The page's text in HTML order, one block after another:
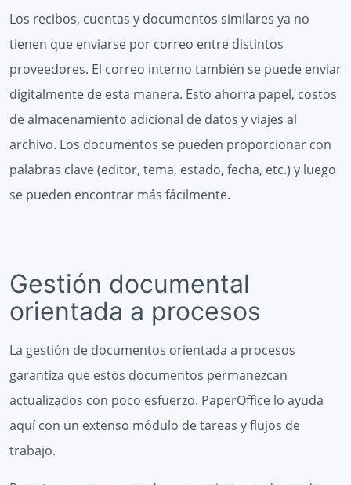
Los recibos, cuentas y documentos similares ya no
tienen que enviarse por correo entre distintos
proveedores. El correo interno también se puede enviar
digitalmente de esta manera. Esto ahorra papel, costos
de almacenamiento adicional de datos y viajes al
archivo. Los documentos se pueden proporcionar con
palabras clave (editor, tema, estado, fecha, etc.) y luego
se pueden encontrar más fácilmente.
Gestión documental
orientada a procesos
La gestión de documentos orientada a procesos
garantiza que estos documentos permanezcan
actualizados con poco esfuerzo. PaperOffice lo ayuda
aquí con un extenso módulo de tareas y flujos de
trabajo.